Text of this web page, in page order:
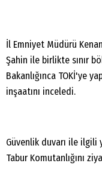
İl Emniyet Müdürü
Şahin ile birlikte sınır
Bakanlığınca TOKİ'ye
inşaatını inceledi.
Güvenlik duvarı ile
Tabur Komutanlığını